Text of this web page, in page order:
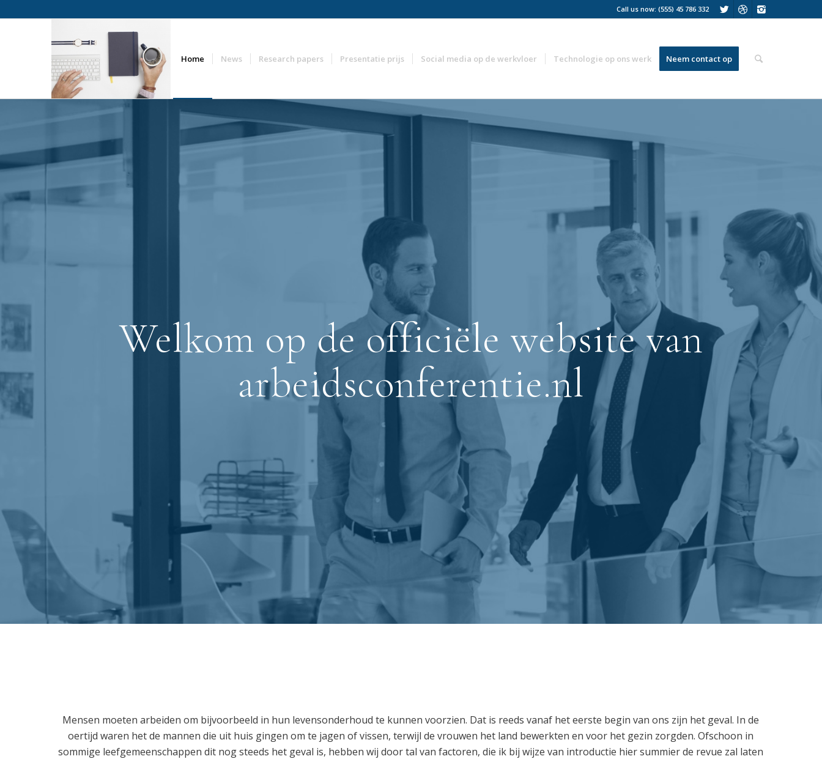
Call us now: (555) 45 786 332
Home News Research papers Presentatie prijs Social media op de werkvloer Technologie op ons werk Neem contact op
Welkom op de officiële website van
arbeidsconferentie.nl
Mensen moeten arbeiden om bijvoorbeeld in hun levensonderhoud te kunnen voorzien. Dat is reeds vanaf het eerste begin van ons zijn het geval. In de
oertijd waren het de mannen die uit huis gingen om te jagen of vissen, terwijl de vrouwen het land bewerkten en voor het gezin zorgden. Ofschoon in
sommige leefgemeenschappen dit nog steeds het geval is, hebben wij door tal van factoren, die ik bij wijze van introductie hier summier de revue zal laten